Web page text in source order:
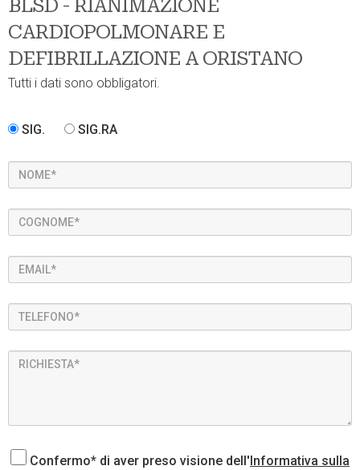
BLSD - RIANIMAZIONE
CARDIOPOLMONARE E
DEFIBRILLAZIONE A ORISTANO
Tutti i dati sono obbligatori.
SIG. SIG.RA
Confermo* di aver preso visione dell'Informativa sulla